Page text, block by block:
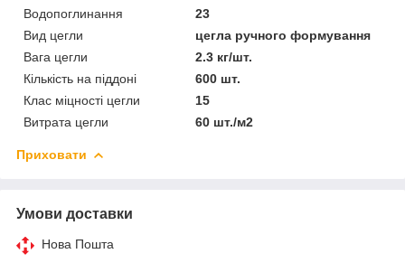
Водопоглинання
23
Вид цегли
цегла ручного формування
Вага цегли
2.3 кг/шт.
Кількість на піддоні
600 шт.
Клас міцності цегли
15
Витрата цегли
60 шт./м2
Приховати
Умови доставки
Нова Пошта